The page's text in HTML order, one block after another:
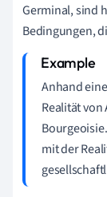
Germinal, sind
Bedingungen,
Anhand
Realität
mit der